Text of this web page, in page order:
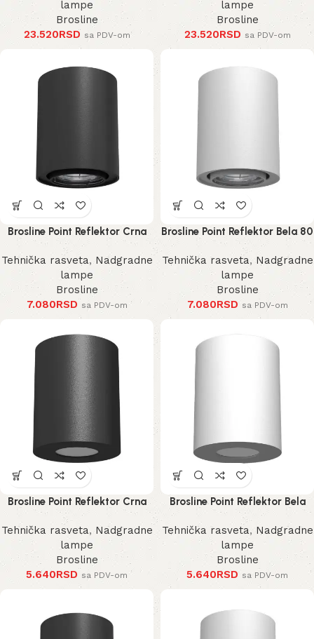
lampe
Brosline
23.520RSD sa PDV-om
lampe
Brosline
23.520RSD sa PDV-om
Brosline Point Reflektor Crna
80 mm 100 mm
Tehnička rasveta,Nadgradne
lampe
Brosline
7.080RSD sa PDV-om
Brosline Point Reflektor Bela 80
mm 100 mm
Tehnička rasveta, Nadgradne
lampe
Brosline
7.080RSD sa PDV-om
Brosline Point Reflektor Crna
100 mm
Tehnička rasveta,Nadgradne
lampe
Brosline
5.640RSD sa PDV-om
Brosline Point Reflektor Bela
100 mm
Tehnička rasveta, Nadgradne
lampe
Brosline
5.640RSD sa PDV-om